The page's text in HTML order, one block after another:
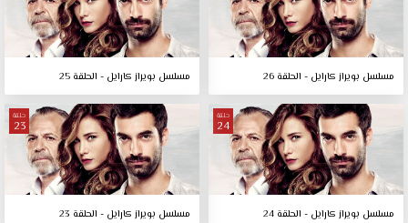
مسلسل بويراز كارايل - الحلقة 26 مسلسل بويراز كارايل - الحلقة 25
حلقة
24
مسلسل بويراز كارايل - الحلقة 24
حلقة
23
مسلسل بويراز كارايل - الحلقة 23